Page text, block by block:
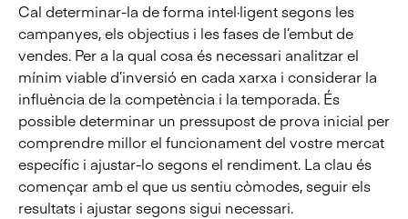
Cal determinar-la de forma intel·ligent segons les
campanyes, els objectius i les fases de l’embut de
vendes. Per a la qual cosa és necessari analitzar el
mínim viable d’inversió en cada xarxa i considerar la
influència de la competència i la temporada. És
possible determinar un pressupost de prova inicial per
comprendre millor el funcionament del vostre mercat
específic i ajustar-lo segons el rendiment. La clau és
començar amb el que us sentiu còmodes, seguir els
resultats i ajustar segons sigui necessari.